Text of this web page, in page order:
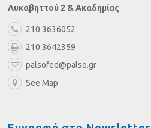
Λυκαβηττού 2 & Ακαδημίας
210 3636052
210 3642359
palsofed@palso.gr
See Map